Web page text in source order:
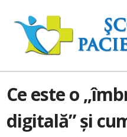
Ce este o
digitală” și